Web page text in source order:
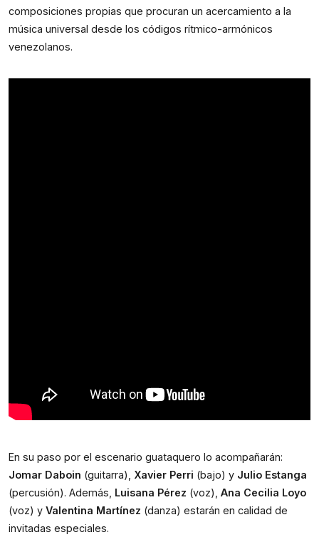
composiciones propias que procuran un acercamiento a la
música universal desde los códigos rítmico-armónicos
venezolanos.
Jomar Daboin (guitarra), Xavier Perri (bajo) y Julio Estanga
(percusión). Además, Luisana Pérez (voz), Ana Cecilia Loyo
(voz) y Valentina Martínez (danza) estarán en calidad de
invitadas especiales.